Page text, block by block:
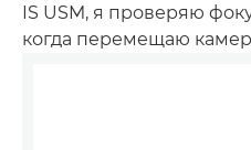
IS USM, я проверяю
когда перемещаю